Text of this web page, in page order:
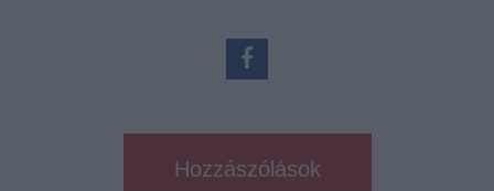
Hozzászólások